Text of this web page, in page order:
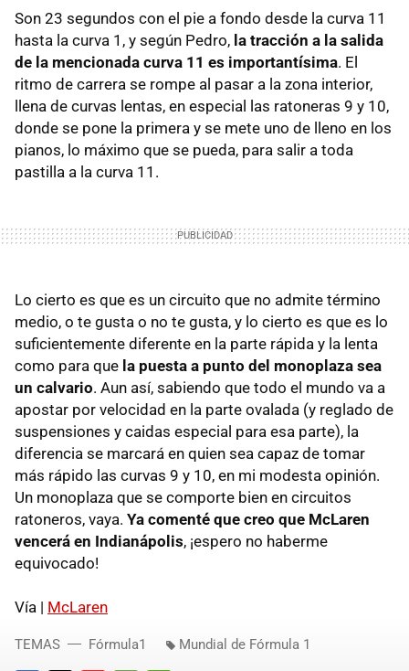
Son 23 segundos con el pie a fondo desde la curva 11
hasta la curva 1, y según Pedro, la tracción a la salida
de la mencionada curva 11 es importantísima. El
ritmo de carrera se rompe al pasar a la zona interior,
llena de curvas lentas, en especial las ratoneras 9 y 10,
donde se pone la primera y se mete uno de lleno en los
pianos, lo máximo que se pueda, para salir a toda
pastilla a la curva 11.
Lo cierto es que es un circuito que no admite término
medio, o te gusta o no te gusta, y lo cierto es que es lo
suficientemente diferente en la parte rápida y la lenta
como para que la puesta a punto del monoplaza sea
un calvario. Aun así, sabiendo que todo el mundo va a
apostar por velocidad en la parte ovalada (y reglado de
suspensiones y caidas especial para esa parte), la
diferencia se marcará en quien sea capaz de tomar
más rápido las curvas 9 y 10, en mi modesta opinión.
Un monoplaza que se comporte bien en circuitos
ratoneros, vaya. Ya comenté que creo que McLaren
vencerá en Indianápolis, ¡espero no haberme
equivocado!
Vía | McLaren
TEMAS Fórmula1 Mundial de Fórmula 1